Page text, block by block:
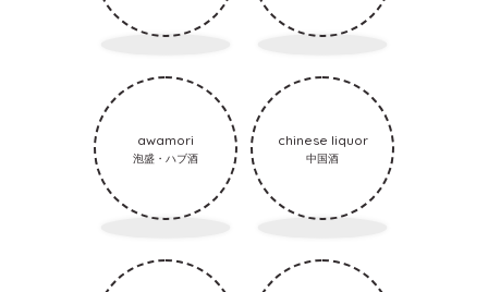
awamori
泡盛・ハブ酒
chinese liquor
中国酒